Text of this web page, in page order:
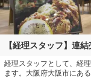
経理スタッフとして、経
ます。大阪府大阪市にあ